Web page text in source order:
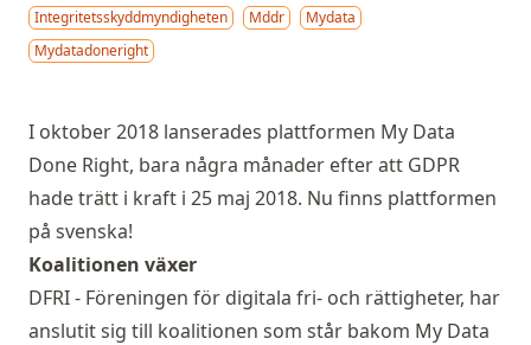
Integritetsskyddmyndigheten
Mddr
Mydata
Mydatadoneright
I oktober 2018 lanserades plattformen My Data
Done Right, bara några månader efter att GDPR
hade trätt i kraft i 25 maj 2018. Nu finns plattformen
på svenska!
Koalitionen växer
DFRI- Föreningen för digitala fri- och rättigheter, har
anslutit sig till koalitionen som står bakom My Data